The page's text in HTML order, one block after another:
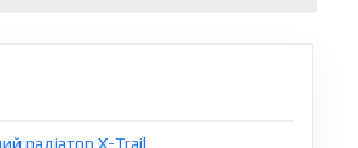
радіатор X-Trail